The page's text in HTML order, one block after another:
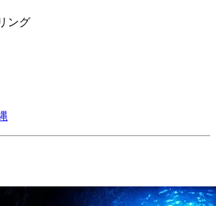
ング